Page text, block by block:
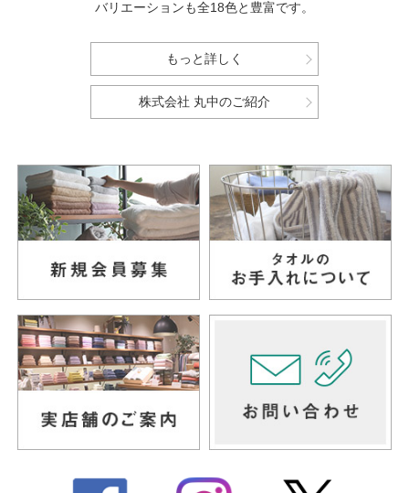
バリエーションも全18色と豊富です。
もっと詳しく
株式会社 丸中のご紹介